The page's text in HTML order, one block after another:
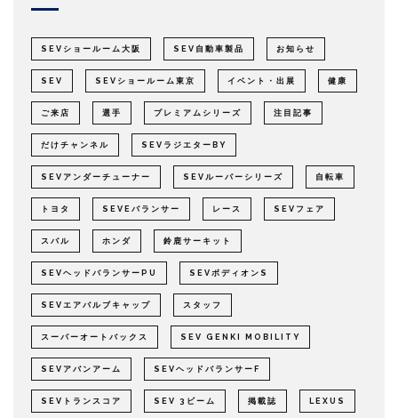
SEVショールーム大阪 SEV自動車製品 お知らせ
SEV SEVショールーム東京 イベント・出展 健康
ご来店 選手 プレミアムシリーズ 注目記事
だけチャンネル SEVラジエターBY
SEVアンダーチューナー SEVルーパーシリーズ 自転車
トヨタ SEVEバランサー レース SEVフェア
スバル ホンダ 鈴鹿サーキット
SEVヘッドバランサーPU SEVボディオンS
SEVエアバルブキャップ スタッフ
スーパーオートバックス SEV GENKI MOBILITY
SEVアバンアーム SEVヘッドバランサーF
SEVトランスコア SEV 3ビーム 掲載誌 LEXUS